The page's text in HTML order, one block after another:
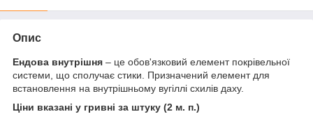
Опис
Ендова внутрішня – це обов'язковий елемент покрівельної
системи, що сполучає стики. Призначений елемент для
встановлення на внутрішньому вугіллі схилів даху.
Ціни вказані у гривні за штуку (2 м. п.)